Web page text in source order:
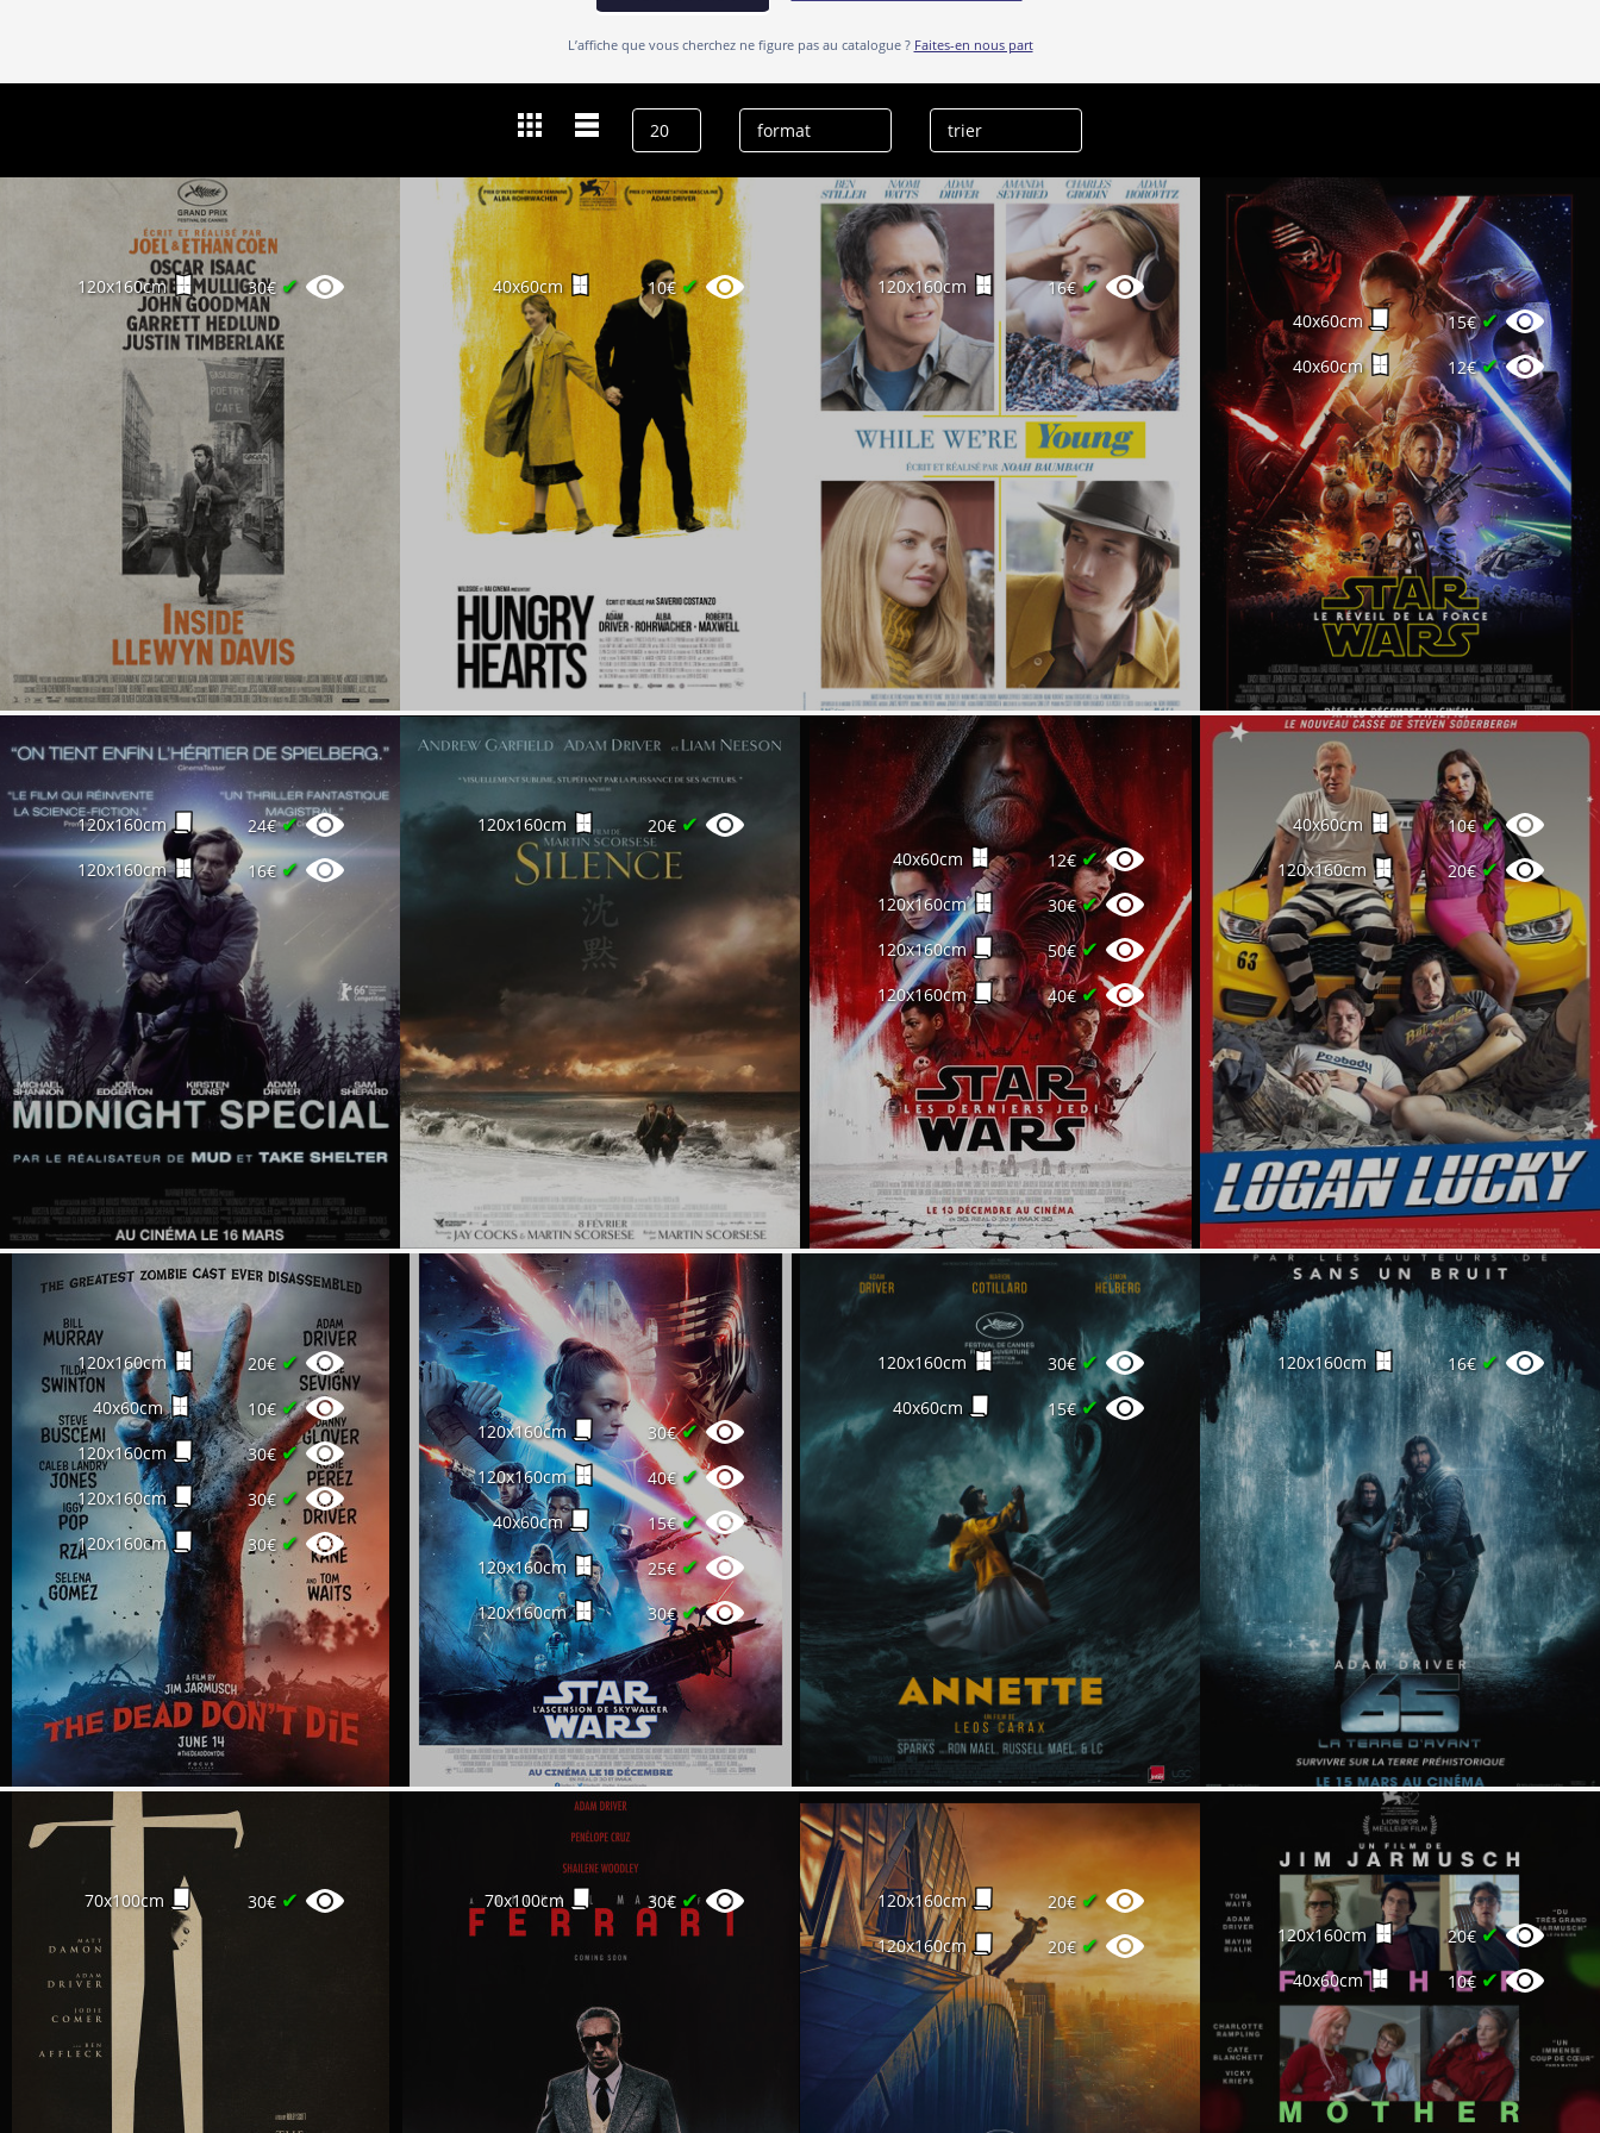
L’affiche que vous cherchez ne figure pas au catalogue ? Faites-en nous part
Adam Driver
effacer l’historique
120x160cm 30€ ✔ 40x60cm 10€✔ 120x160cm 16€✔
40x60cm 15€✔
40x60cm 12€✔
120x160cm 24€✔
120x160cm 16€✔
120x160cm 20€ ✔
40x60cm 12€ ✔
120x160cm 30€✔
120x160cm 50€✔
120x160cm 40€✔
40x60cm 10€✔
120x160cm 20€✔
120x160cm 20€ ✔
40x60cm 10€✔
120x160cm 30€✔
120x160cm 30€ ✔
120x160cm 30€ ✔
120x160cm 30€✔
120x160cm 40€ ✔
40x60cm 15€✔
120x160cm 25€✔
120x160cm 30€✔
120x160cm 30€✔
40x60cm 15€✔
120x160cm 16€ ✔
70x100cm 30€ ✔ 70x100cm 30€ ✔ 120x160cm 20€✔
120x160cm 20€ ✔ 120x160cm 20€✔
40x60cm 10€✔